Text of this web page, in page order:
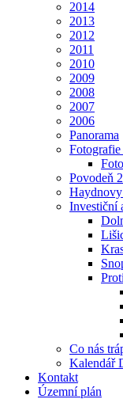
2014
2013
2012
2011
2010
2009
2008
2007
2006
Panorama
Fotografie
Povodeň
Investiční
Co nás
Kalendář
Kontakt
Územní plán